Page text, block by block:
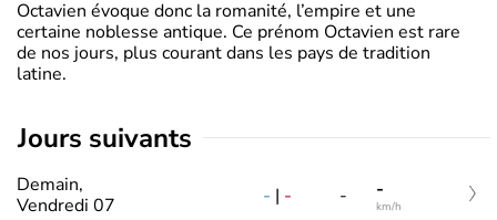
Octavien évoque donc la romanité, l’empire et une
certaine noblesse antique. Ce prénom Octavien est rare
de nos jours, plus courant dans les pays de tradition
latine.
jours suivants
Demain,
Vendredi 07
- | - - -
km/h